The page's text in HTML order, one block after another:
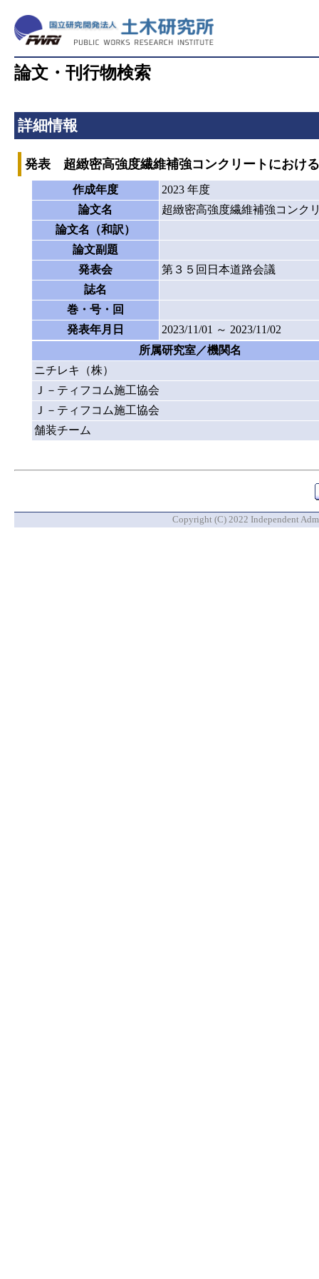
論文・刊行物検索
詳細情報
発表 超緻密高強度繊維補強コンクリートにおけ
作成年度
2023 年度
論文名
超緻密高強度繊維補強コンク
論文名（和訳）
論文副題
発表会
第３５回日本道路会議
誌名
巻・号・回
発表年月日
2023/11/01 ～ 2023/11/02
所属研究室／機関名
ニチレキ（株）
Ｊ－ティフコム施工協会
Ｊ－ティフコム施工協会
舗装チーム
Copyright (C) 2022 Independent